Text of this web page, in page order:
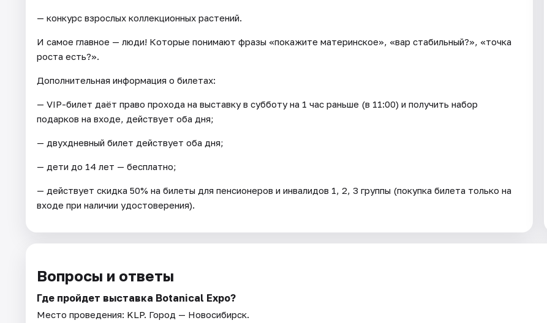
— конкурс взрослых коллекционных растений.
И самое главное — люди! Которые понимают фразы «покажите материнское», «вар стабильный?», «точка
роста есть?».
Дополнительная информация о билетах:
— VIP-билет даёт право прохода на выставку в субботу на 1 час раньше (в 11:00) и получить набор
подарков на входе, действует оба дня;
— двухдневный билет действует оба дня;
— дети до 14 лет — бесплатно;
— действует скидка 50% на билеты для пенсионеров и инвалидов 1, 2, 3 группы (покупка билета только на
входе при наличии удостоверения).
Вопросы и ответы
Где пройдет выставка Botanical Expo?
Место проведения: KLP. Город — Новосибирск.